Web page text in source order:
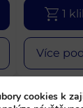
1
Více
cookies k